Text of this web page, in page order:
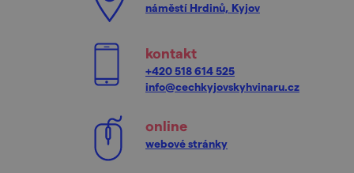
náměstí Hrdinů, Kyjov
kontakt
+420 518 614 525
info@cechkyjovskyhvinaru.cz
online
webové stránky